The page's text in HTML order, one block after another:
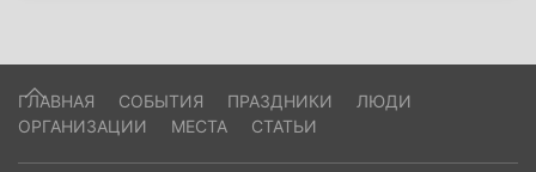
ГЛАВНАЯ СОБЫТИЯ ПРАЗДНИКИ
ЛЮДИ
ОРГАНИЗАЦИИ
МЕСТА СТАТЬИ